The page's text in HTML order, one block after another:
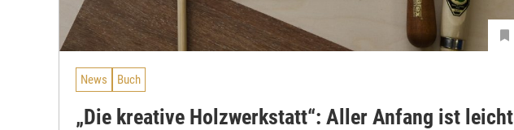
News Buch
„Die kreative Holzwerkstatt“: Aller Anfang ist leicht